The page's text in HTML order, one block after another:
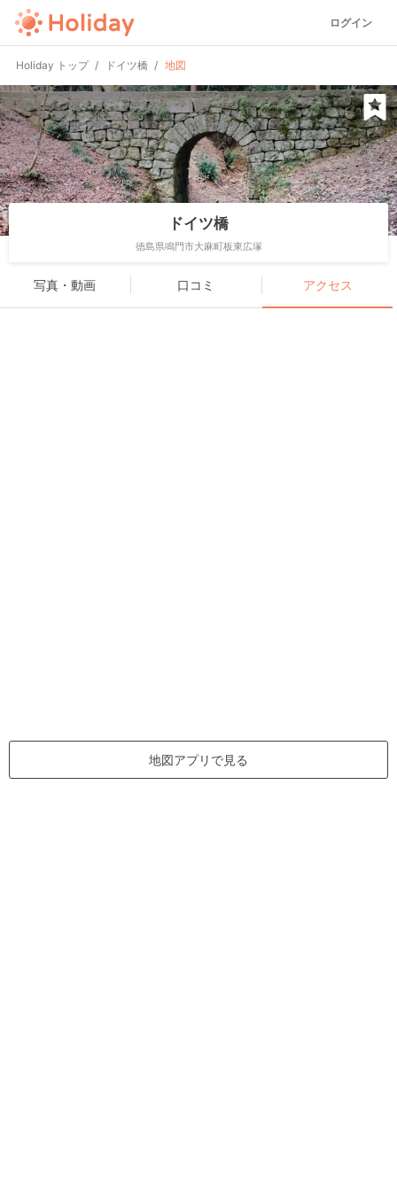
ログイン
Holiday トップ ドイツ橋 地図
ドイツ橋
徳島県鳴門市大麻町板東広塚
写真・動画 口コミ アクセス
地図アプリで見る